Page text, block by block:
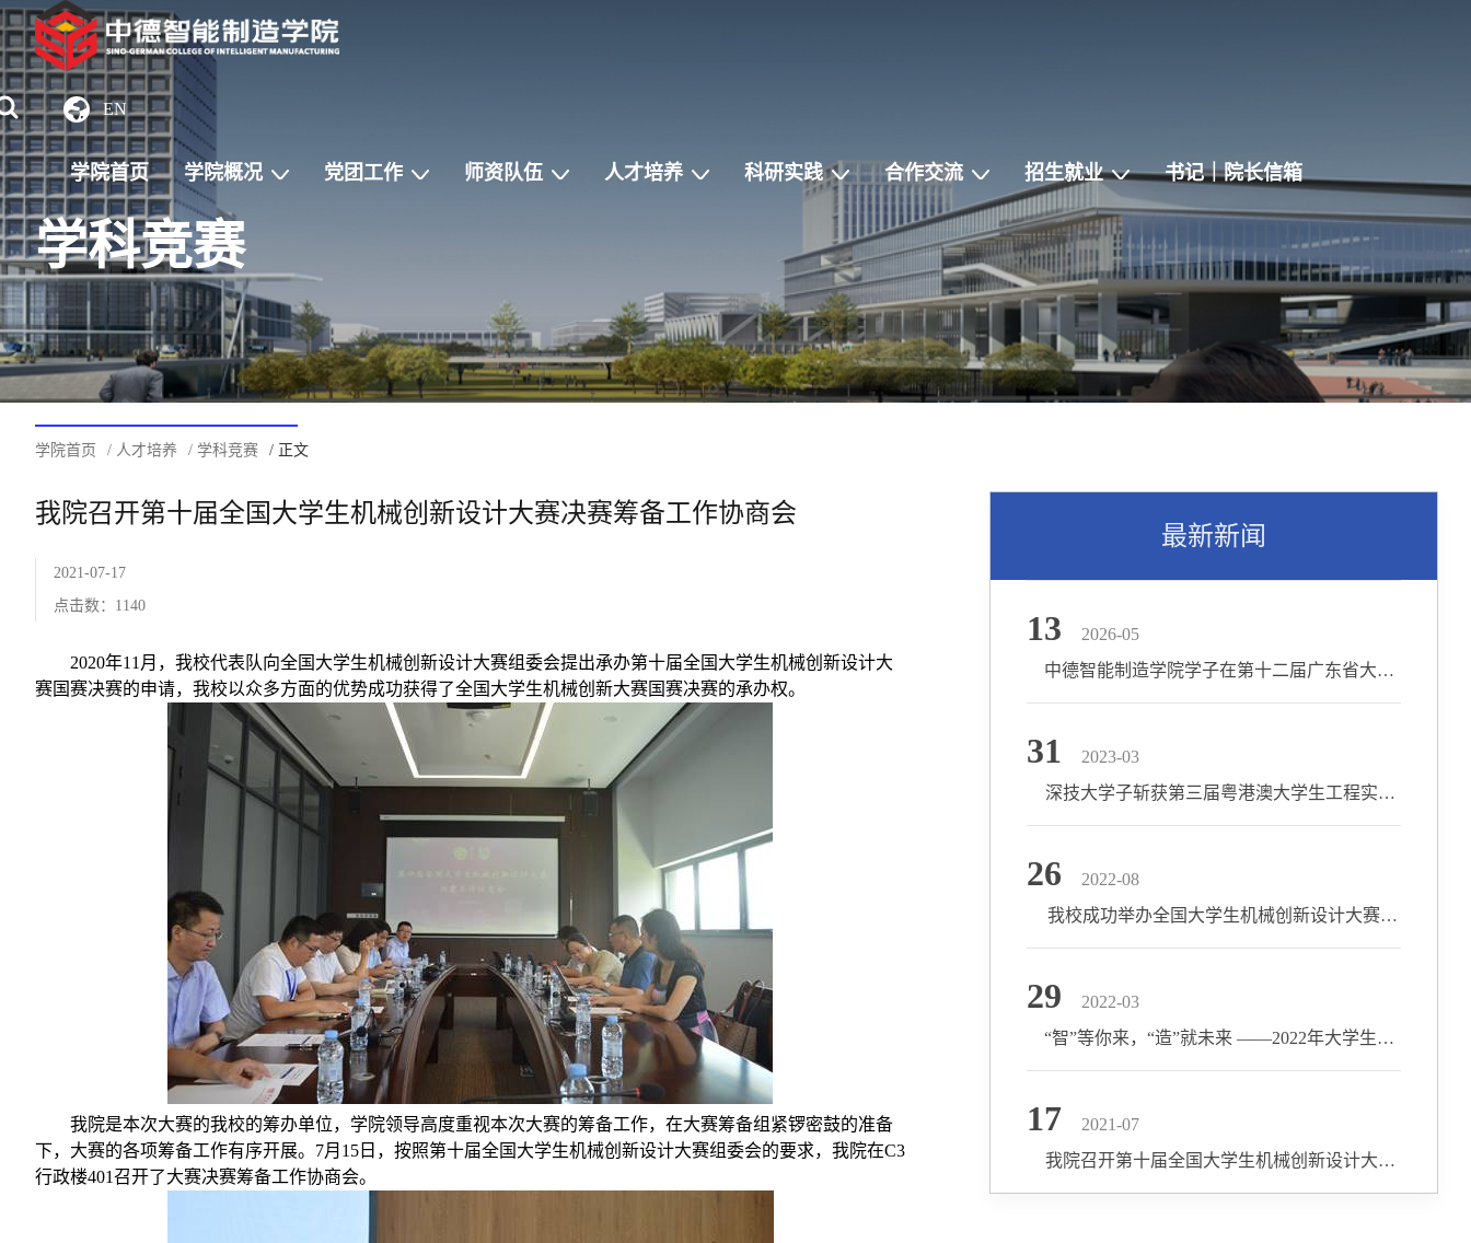
EN
学院首页 学院概况 党团工作 师资队伍 人才培养 科研实践 合作交流 招生就业 书记｜院长信箱
学科竞赛
学院首页 / 人才培养 / 学科竞赛 / 正文
我院召开第十届全国大学生机械创新设计大赛决赛筹备工作协商会
2021-07-17
点击数： 1140
2020年11 月，我校代表队向全国大学生机械创新设计大赛组委会提出承办第十届全国大学生机械创新设计大
赛国赛决赛的申请，我校以众多方面的优势成功获得了全国大学生机械创新大赛国赛决赛的承办权。
我院是本次大赛的我校的筹办单位，学院领导高度重视本次大赛的筹备工作，在大赛筹备组紧锣密鼓的准备
下，大赛的各项筹备工作有序开展。 7月 15 日，按照第十届全国大学生机械创新设计大赛组委会的要求，我院在C3
行政楼401召开了大赛决赛筹备工作协商会。
最新新闻
13
2026-05
中德智能制造学院学子在第十二届广东省大学生机械创新设计大赛中斩获佳绩
31
2023-03
深技大学子斩获第三届粤港澳大学生工程实践与创新能力大赛一等奖
26
2022-08
我校成功举办全国大学生机械创新设计大赛全国决赛
29
2022-03
“智”等你来，“造”就未来 ——2022年大学生机械工程创新创意大赛宣讲会及报名通知
17
2021-07
我院召开第十届全国大学生机械创新设计大赛决赛筹备工作协商会